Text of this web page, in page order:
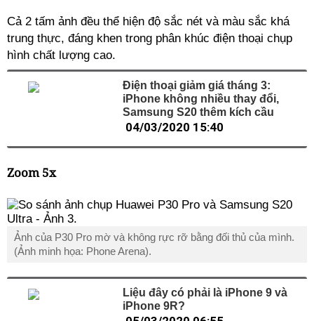
Cả 2 tấm ảnh đều thể hiện độ sắc nét và màu sắc khá
trung thực, đáng khen trong phân khúc điện thoại chụp
hình chất lượng cao.
Điện thoại giảm giá tháng 3:
iPhone không nhiều thay đổi,
Samsung S20 thêm kích cầu
04/03/2020 15:40
Zoom 5x
Ảnh của P30 Pro mờ và không rực rỡ bằng đối thủ của mình.
(Ảnh minh họa: Phone Arena).
Liệu đây có phải là iPhone 9 và
iPhone 9R?